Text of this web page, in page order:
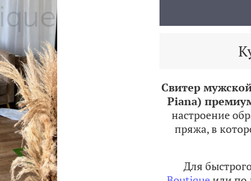
Свитер
Piana)
настроение
пряжа, в
Для